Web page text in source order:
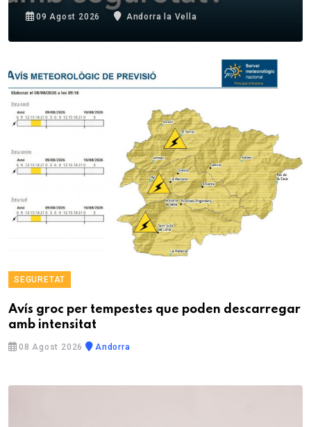
09 Agost 2026 Andorra la Vella
SEGURETAT
Avís groc per tempestes que poden descarregar
amb intensitat
08 Agost 2026 Andorra